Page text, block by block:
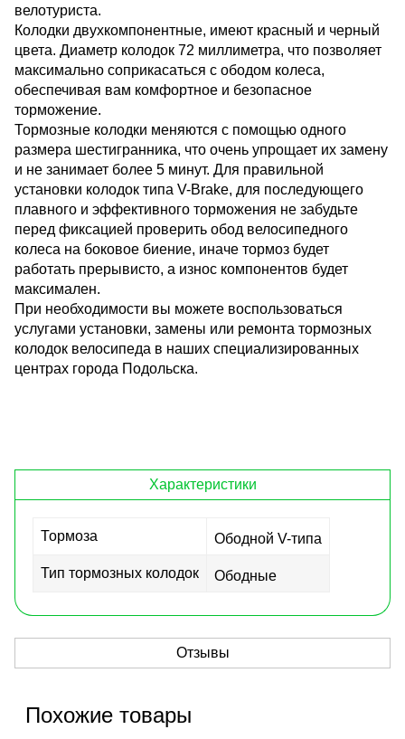
велотуриста.
Колодки двухкомпонентные, имеют красный и черный
цвета. Диаметр колодок 72 миллиметра, что позволяет
максимально соприкасаться с ободом колеса,
обеспечивая вам комфортное и безопасное
торможение.
Тормозные колодки меняются с помощью одного
размера шестигранника, что очень упрощает их замену
и не занимает более 5 минут. Для правильной
установки колодок типа V-Brake, для последующего
плавного и эффективного торможения не забудьте
перед фиксацией проверить обод велосипедного
колеса на боковое биение, иначе тормоз будет
работать прерывисто, а износ компонентов будет
максимален.
При необходимости вы можете воспользоваться
услугами установки, замены или ремонта тормозных
колодок велосипеда в наших специализированных
центрах города Подольска.
Характеристики
Тормоза Ободной V-типа
Тип тормозных колодок Ободные
Отзывы
Похожие товары